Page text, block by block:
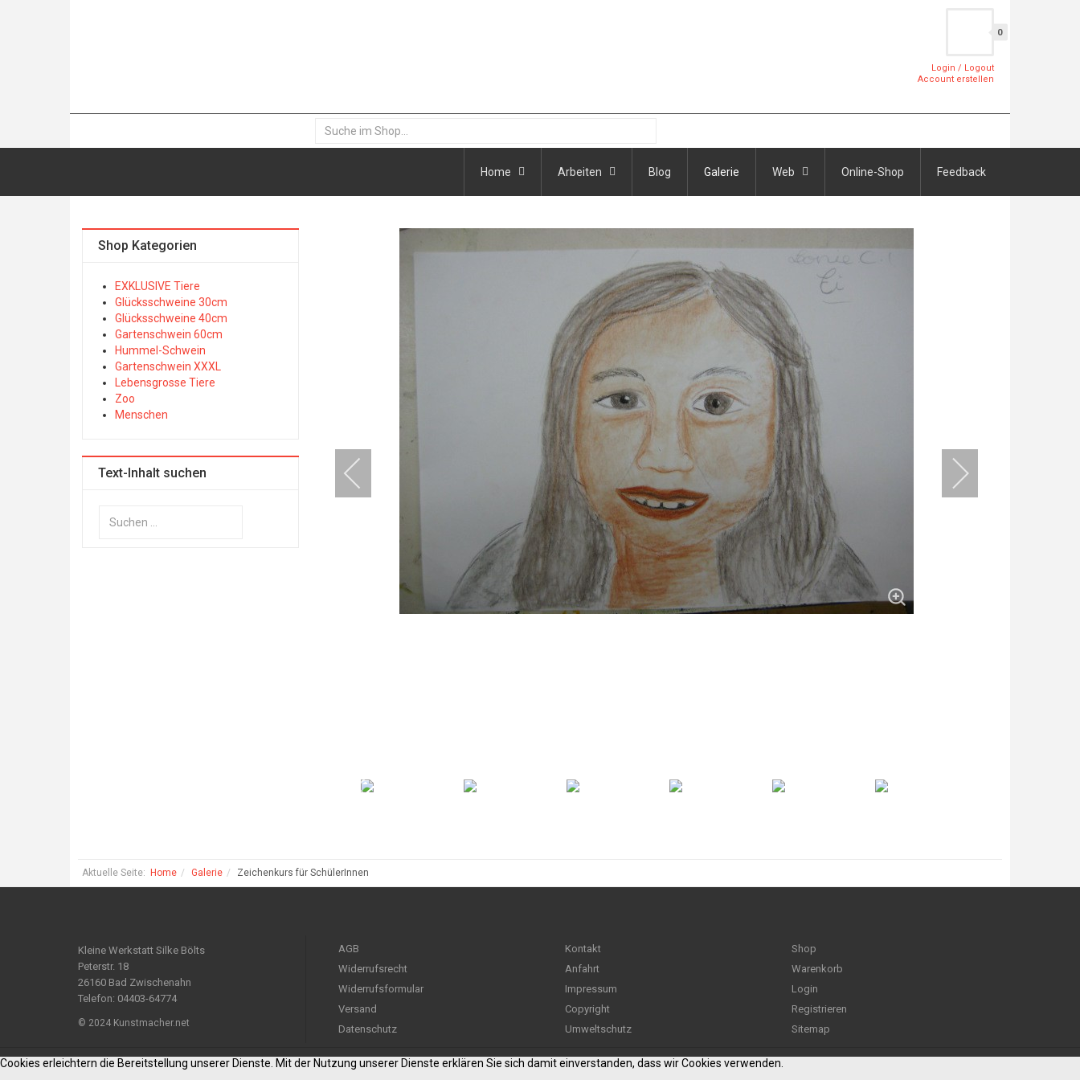
0
Login / Logout
Account erstellen
Home Arbeiten Blog Galerie Web Online-Shop Feedback
Shop Kategorien
EXKLUSIVE Tiere
Glücksschweine 30cm
Glücksschweine 40cm
Gartenschwein 60cm
Hummel-Schwein
Gartenschwein XXXL
Lebensgrosse Tiere
Zoo
Menschen
Text-Inhalt suchen
Aktuelle Seite: Home Galerie Zeichenkurs für SchülerInnen
Kleine Werkstatt Silke Bölts
Peterstr. 18
26160 Bad Zwischenahn
Telefon: 04403-64774
© 2024 Kunstmacher.net
AGB
Widerrufsrecht
Widerrufsformular
Versand
Datenschutz
Kontakt
Anfahrt
Impressum
Copyright
Umweltschutz
Shop
Warenkorb
Login
Registrieren
Sitemap
Cookies erleichtern die Bereitstellung unserer Dienste. Mit der Nutzung unserer Dienste erklären Sie sich damit einverstanden, dass wir Cookies verwenden.